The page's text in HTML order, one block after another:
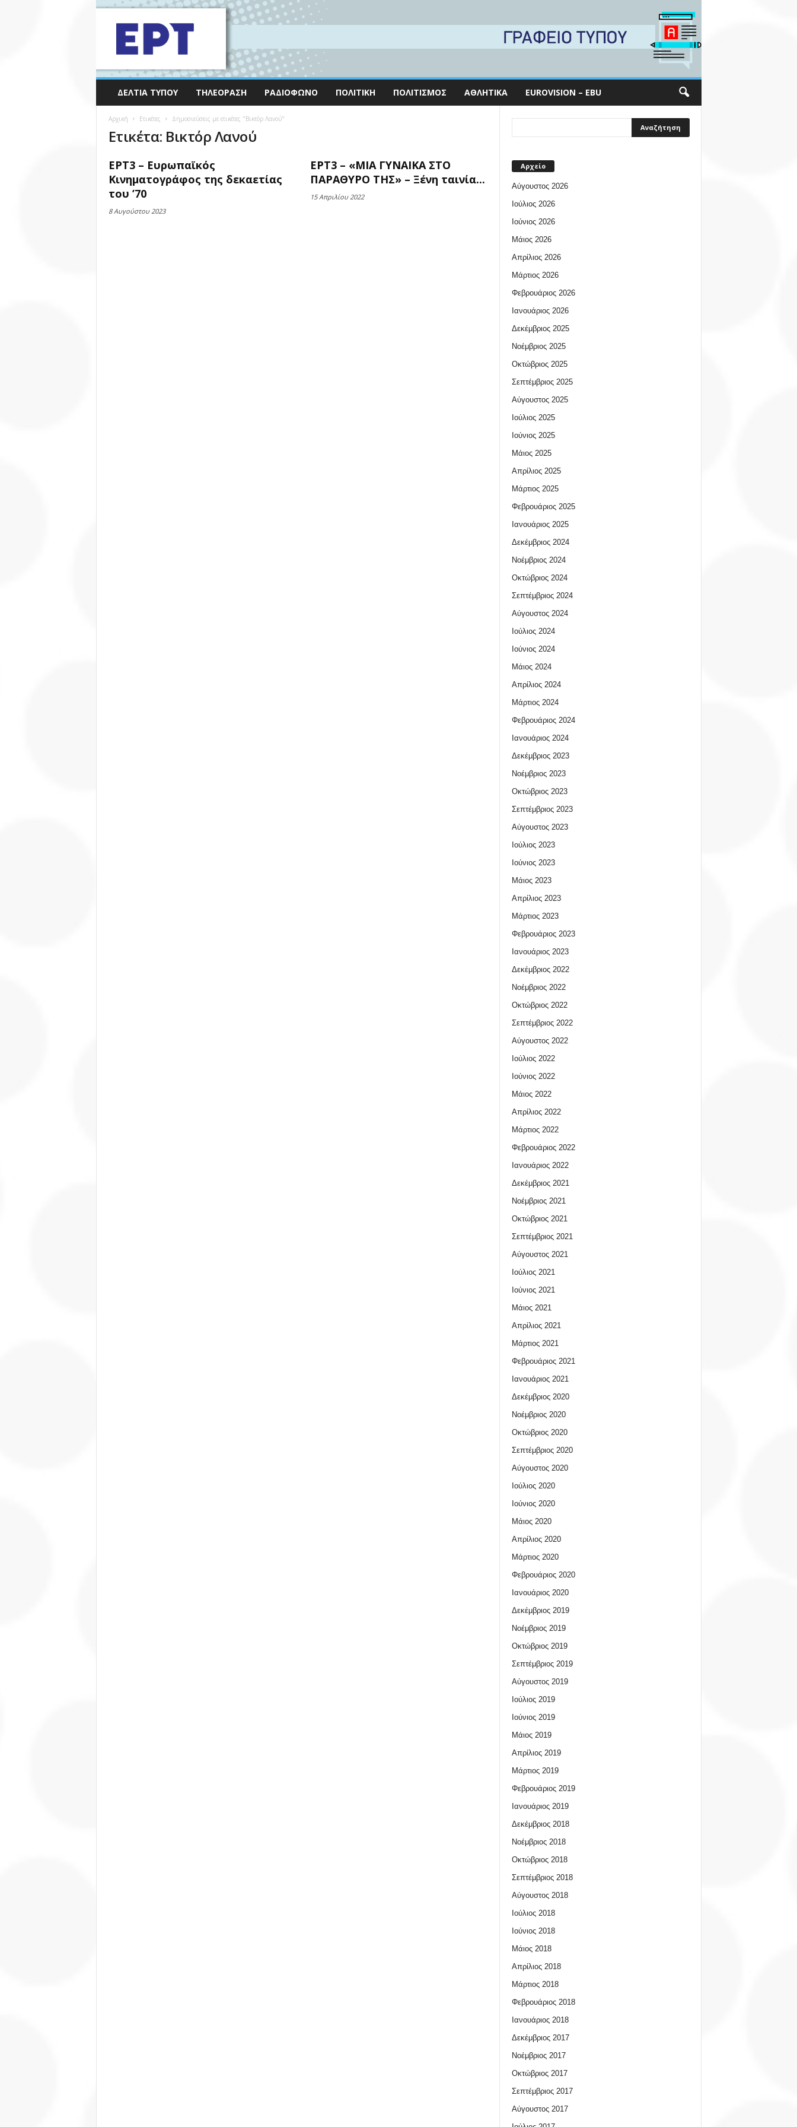
ΔΕΛΤΊΑ ΤΎΠΟΥ ΤΗΛΕΌΡΑΣΗ ΡΑΔΙΌΦΩΝΟ ΠΟΛΙΤΙΚΉ ΠΟΛΙΤΙΣΜΌΣ ΑΘΛΗΤΙΚΆ EUROVISION – EBU
Αρχική Ετικέτες Δημοσιεύσεις με ετικέτες "Βικτόρ Λανού"
Ετικέτα: Βικτόρ Λανού
ΕΡΤ3 – Ευρωπαϊκός
Κινηματογράφος της δεκαετίας
του ’70
8 Αυγούστου 2023
ΕΡΤ3 – «ΜΙΑ ΓΥΝAIΚΑ ΣΤΟ
ΠΑΡAΘΥΡO ΤΗΣ» – Ξένη ταινία...
15 Απριλίου 2022
Αρχείο
Αύγουστος 2026
Ιούλιος 2026
Ιούνιος 2026
Μάιος 2026
Απρίλιος 2026
Μάρτιος 2026
Φεβρουάριος 2026
Ιανουάριος 2026
Δεκέμβριος 2025
Νοέμβριος 2025
Οκτώβριος 2025
Σεπτέμβριος 2025
Αύγουστος 2025
Ιούλιος 2025
Ιούνιος 2025
Μάιος 2025
Απρίλιος 2025
Μάρτιος 2025
Φεβρουάριος 2025
Ιανουάριος 2025
Δεκέμβριος 2024
Νοέμβριος 2024
Οκτώβριος 2024
Σεπτέμβριος 2024
Αύγουστος 2024
Ιούλιος 2024
Ιούνιος 2024
Μάιος 2024
Απρίλιος 2024
Μάρτιος 2024
Φεβρουάριος 2024
Ιανουάριος 2024
Δεκέμβριος 2023
Νοέμβριος 2023
Οκτώβριος 2023
Σεπτέμβριος 2023
Αύγουστος 2023
Ιούλιος 2023
Ιούνιος 2023
Μάιος 2023
Απρίλιος 2023
Μάρτιος 2023
Φεβρουάριος 2023
Ιανουάριος 2023
Δεκέμβριος 2022
Νοέμβριος 2022
Οκτώβριος 2022
Σεπτέμβριος 2022
Αύγουστος 2022
Ιούλιος 2022
Ιούνιος 2022
Μάιος 2022
Απρίλιος 2022
Μάρτιος 2022
Φεβρουάριος 2022
Ιανουάριος 2022
Δεκέμβριος 2021
Νοέμβριος 2021
Οκτώβριος 2021
Σεπτέμβριος 2021
Αύγουστος 2021
Ιούλιος 2021
Ιούνιος 2021
Μάιος 2021
Απρίλιος 2021
Μάρτιος 2021
Φεβρουάριος 2021
Ιανουάριος 2021
Δεκέμβριος 2020
Νοέμβριος 2020
Οκτώβριος 2020
Σεπτέμβριος 2020
Αύγουστος 2020
Ιούλιος 2020
Ιούνιος 2020
Μάιος 2020
Απρίλιος 2020
Μάρτιος 2020
Φεβρουάριος 2020
Ιανουάριος 2020
Δεκέμβριος 2019
Νοέμβριος 2019
Οκτώβριος 2019
Σεπτέμβριος 2019
Αύγουστος 2019
Ιούλιος 2019
Ιούνιος 2019
Μάιος 2019
Απρίλιος 2019
Μάρτιος 2019
Φεβρουάριος 2019
Ιανουάριος 2019
Δεκέμβριος 2018
Νοέμβριος 2018
Οκτώβριος 2018
Σεπτέμβριος 2018
Αύγουστος 2018
Ιούλιος 2018
Ιούνιος 2018
Μάιος 2018
Απρίλιος 2018
Μάρτιος 2018
Φεβρουάριος 2018
Ιανουάριος 2018
Δεκέμβριος 2017
Νοέμβριος 2017
Οκτώβριος 2017
Σεπτέμβριος 2017
Αύγουστος 2017